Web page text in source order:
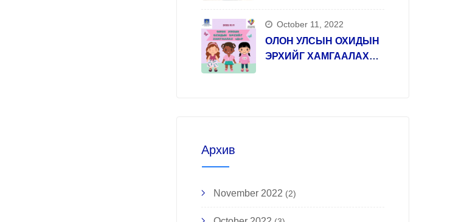
October 11, 2022
ОЛОН УЛСЫН ОХИДЫН
ЭРХИЙГ ХАМГААЛАХ
Архив
November 2022 (2)